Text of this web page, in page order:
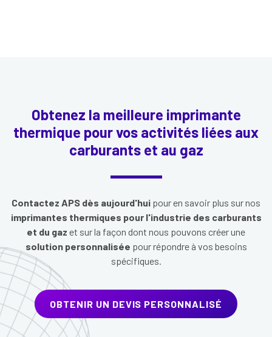
Obtenez la meilleure imprimante
thermique pour vos activités liées aux
carburants et au gaz
Contactez APS dès aujourd'hui pour en savoir plus sur nos
imprimantes thermiques pour l'industrie des carburants
et du gaz et sur la façon dont nous pouvons créer une
solution personnalisée pour répondre à vos besoins
spécifiques.
OBTENIR UN DEVIS PERSONNALISÉ